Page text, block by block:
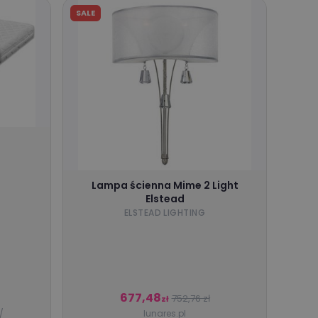
SALE
Lampa ścienna Mime 2 Light
Elstead
ELSTEAD LIGHTING
677,48zł 752,76 zł
lunares.pl